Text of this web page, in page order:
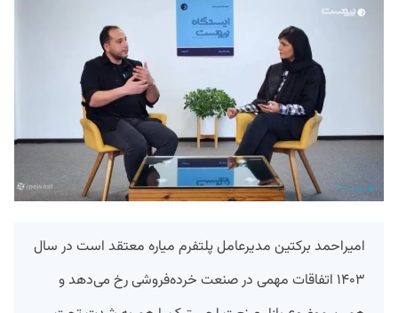
امیراحمد برکتین مدیرعامل پلتفرم میاره معتقد است در سال
۱۴۰۳ اتفاقات مهمی در صنعت خرده‌فروشی رخ می‌دهد و